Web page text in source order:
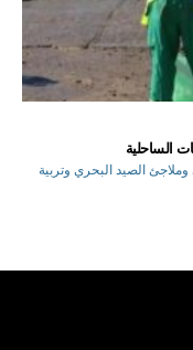
الساحلية
الصيد البحري وتربية